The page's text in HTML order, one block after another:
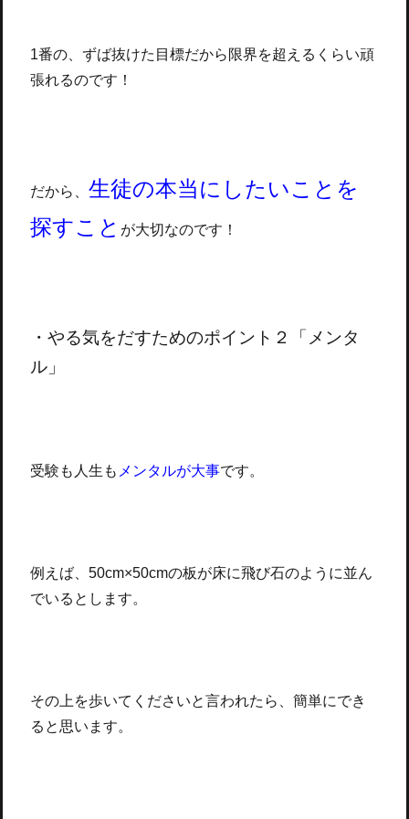
1番の、ずば抜けた目標だから限界を超えるくらい頑
張れるのです！
だから、 生徒の本当にしたいことを
探すこと が大切なのです！
・やる気をだすためのポイント２「メンタ
ル」
受験も人生も メンタルが大事です。
例えば、50cm×50cmの板が床に飛び石のように並ん
でいるとします。
その上を歩いてくださいと言われたら、簡単にでき
ると思います。